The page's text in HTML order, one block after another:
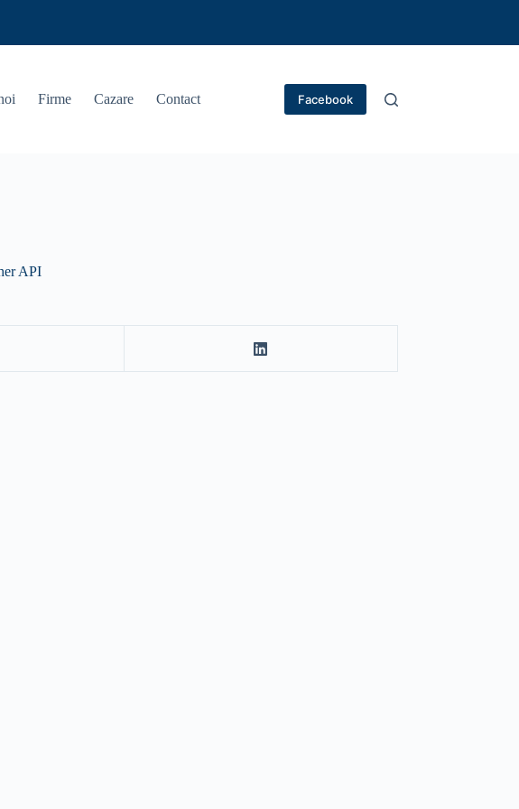
Firme Cazare Contact Facebook